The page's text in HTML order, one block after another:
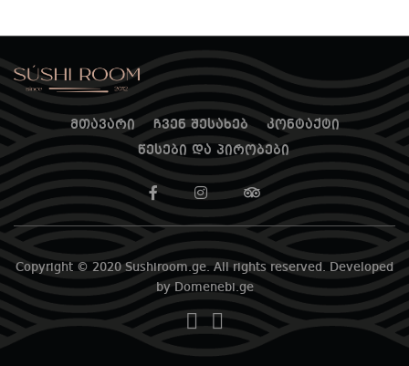
მთავარი ჩვენ შესახებ
კონტაქტი
წესები და პირობები
Copyright © 2020 Sushiroom.ge. All rights reserved. Developed
by Domenebi.ge